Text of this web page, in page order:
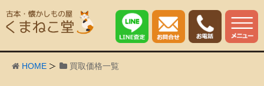
HOME 買取価格一覧